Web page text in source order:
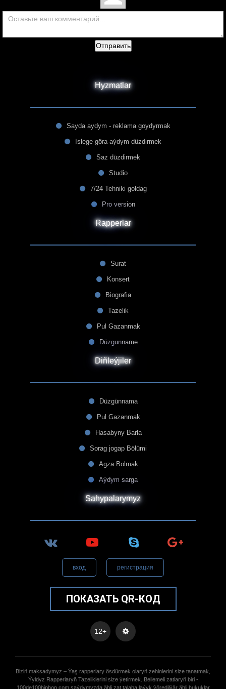
Отправить
Hyzmatlar
Sayda aydym - reklama goydyrmak
Islege göra aýdym düzdirmek
Saz düzdirmek
Studio
7/24 Tehniki goldag
Pro version
Rapperlar
Surat
Konsert
Biografia
Tazelik
Pul Gazanmak
Düzgunname
Diñleýjiler
Düzgünnama
Pul Gazanmak
Hasabyny Barla
Sorag jogap Bölümi
Agza Bolmak
Aýdym sarga
Sahypalarymyz
вход регистрация
ПОКАЗАТЬ QR-КОД
12+
Biziñ maksadymyz – Ýaş rapperlary ösdürmek olaryñ zehinlerini size tanatmak,
Ýyldyz Rapperlaryñ Tazeliklerini size ýetirmek. Bellemeli zatlaryñ biri -
100de100hiphop.com saýdymyzda ähli zat talaba laýyk ýöredilýär ähli hukuklar